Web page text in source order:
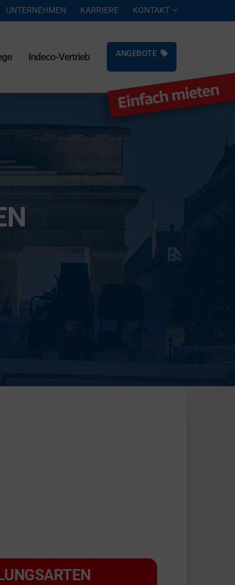
UNTERNEHMEN KARRIERE KONTAKT
ANGEBOTE
Indeco-Vertrieb